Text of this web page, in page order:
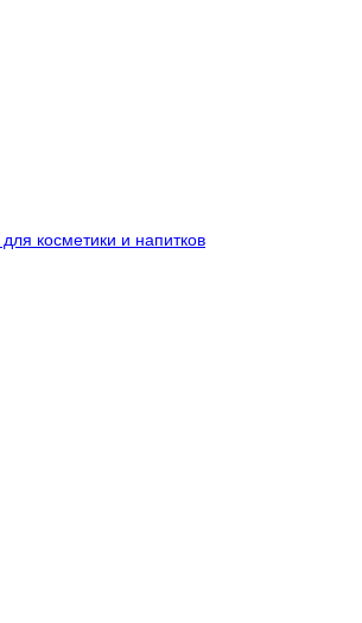
косметики и напитков